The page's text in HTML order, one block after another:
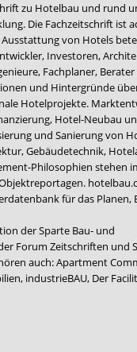
zu Hotelbau und rund
Die Fachzeitschrift ist
von Hotels
Investoren,
Fachplaner,
und Hintergründe
Hotelprojekte.
Hotel-Neubau
und Sanierung von
Gebäudetechnik,
Philosophien stehen
für das Planen,
der Sparte Bau- und
Forum Zeitschriften und
auch:Apartment
, industrieBAU, Der